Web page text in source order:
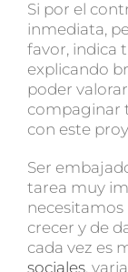
Si por el
inmediata,
favor, indica
explicando
poder
compaginar
con este
Ser
tarea muy
necesitamos
crecer y de
cada vez es
sociales,